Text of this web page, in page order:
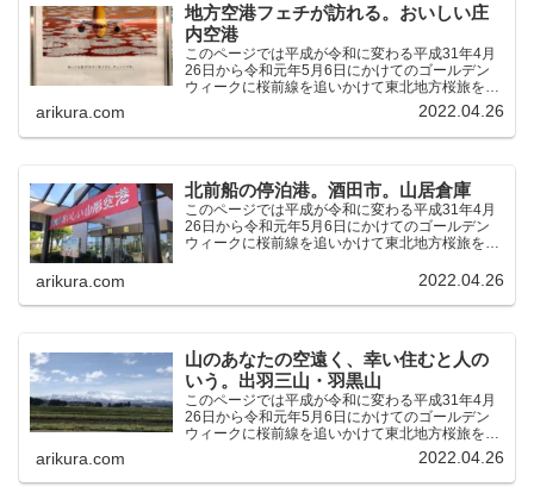
地方空港フェチが訪れる。おいしい庄
内空港
このページでは平成が令和に変わる平成31年4月
26日から令和元年5月6日にかけてのゴールデン
ウィークに桜前線を追いかけて東北地方桜旅を車
中泊大遠征10泊11日した時の記録をまとめたも
のです。（結論）「桜前線なんてものはテレビの
中にしか存在し...
arikura.com 2022.04.26
北前船の停泊港。酒田市。山居倉庫
このページでは平成が令和に変わる平成31年4月
26日から令和元年5月6日にかけてのゴールデン
ウィークに桜前線を追いかけて東北地方桜旅を車
のです。（結論）「桜前線なんてものはテレビの
arikura.com 2022.04.26
山のあなたの空遠く、幸い住むと人の
いう。出羽三山・羽黒山
このページでは平成が令和に変わる平成31年4月
26日から令和元年5月6日にかけてのゴールデン
ウィークに桜前線を追いかけて東北地方桜旅を車
中泊大遠征10泊11日した時の記録をまとめたも
のです。（結論）「桜前線なんてものはテレビの
中にしか存在し...
arikura.com 2022.04.26